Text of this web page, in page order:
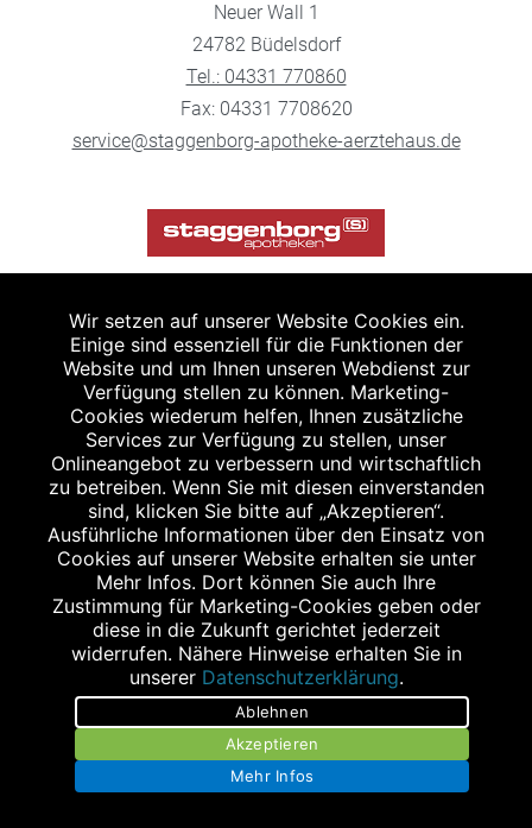
Neuer Wall 1
24782 Büdelsdorf
Tel.: 04331 770860
Fax: 04331 7708620
service@staggenborg-apotheke-aerztehaus.de
Andreas-Clausen-Straße 2
25813 Husum
Tel.: 04841 938780
Fax: 04841 9387820
info@apo-husum.de
Stellenangebote
Impressum
Datenschutz
Wir setzen auf unserer Website Cookies ein.
Einige sind essenziell für die Funktionen der
Website und um Ihnen unseren Webdienst zur
Verfügung stellen zu können. Marketing-
Cookies wiederum helfen, Ihnen zusätzliche
Services zur Verfügung zu stellen, unser
Onlineangebot zu verbessern und wirtschaftlich
zu betreiben. Wenn Sie mit diesen einverstanden
sind, klicken Sie bitte auf „Akzeptieren“.
Ausführliche Informationen über den Einsatz von
Cookies auf unserer Website erhalten sie unter
Mehr Infos. Dort können Sie auch Ihre
Zustimmung für Marketing-Cookies geben oder
diese in die Zukunft gerichtet jederzeit
widerrufen. Nähere Hinweise erhalten Sie in
unserer Datenschutzerklärung.
Ablehnen
Akzeptieren
Mehr Infos